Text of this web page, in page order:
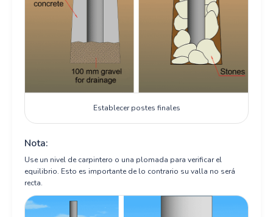
Establecer postes finales
Nota:
Use un nivel de carpintero o una plomada para verificar el
equilibrio. Esto es importante de lo contrario su valla no será
recta.